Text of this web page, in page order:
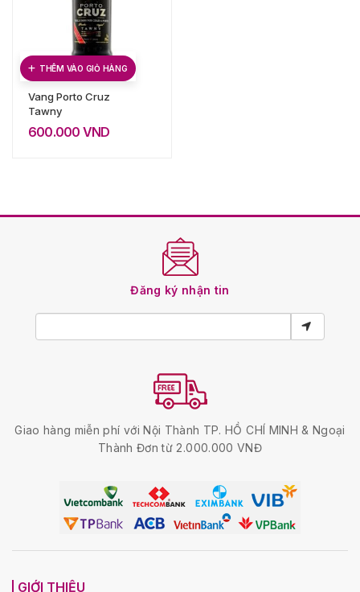
THÊM VÀO GIỎ HÀNG
Vang Porto Cruz
Tawny
600.000 VND
Đăng ký nhận tin
Giao hàng miễn phí với Nội Thành TP. HỒ CHÍ MINH & Ngoại
Thành Đơn từ 2.000.000 VNĐ
GIỚI THIỆU